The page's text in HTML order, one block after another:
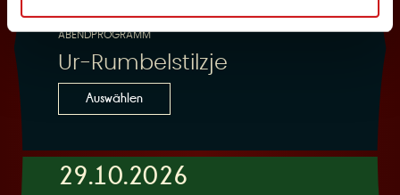
ABENDPROGRAMM
Ur-Rumbelstilzje
Auswählen
29.10.2026